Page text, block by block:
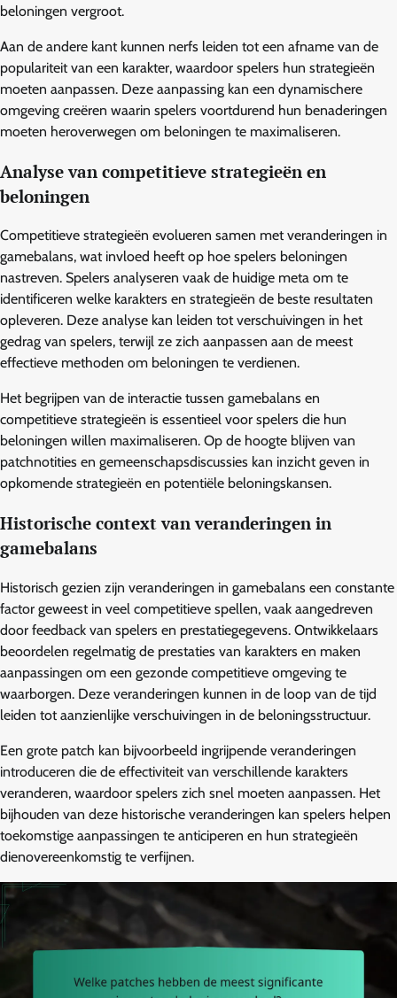
beloningen vergroot.
Aan de andere kant kunnen nerfs leiden tot een afname van de
populariteit van een karakter, waardoor spelers hun strategieën
moeten aanpassen. Deze aanpassing kan een dynamischere
omgeving creëren waarin spelers voortdurend hun benaderingen
moeten heroverwegen om beloningen te maximaliseren.
Analyse van competitieve strategieën en
beloningen
Competitieve strategieën evolueren samen met veranderingen in
gamebalans, wat invloed heeft op hoe spelers beloningen
nastreven. Spelers analyseren vaak de huidige meta om te
identificeren welke karakters en strategieën de beste resultaten
opleveren. Deze analyse kan leiden tot verschuivingen in het
gedrag van spelers, terwijl ze zich aanpassen aan de meest
effectieve methoden om beloningen te verdienen.
Het begrijpen van de interactie tussen gamebalans en
competitieve strategieën is essentieel voor spelers die hun
beloningen willen maximaliseren. Op de hoogte blijven van
patchnotities en gemeenschapsdiscussies kan inzicht geven in
opkomende strategieën en potentiële beloningskansen.
Historische context van veranderingen in
gamebalans
Historisch gezien zijn veranderingen in gamebalans een constante
factor geweest in veel competitieve spellen, vaak aangedreven
door feedback van spelers en prestatiegegevens. Ontwikkelaars
beoordelen regelmatig de prestaties van karakters en maken
aanpassingen om een gezonde competitieve omgeving te
waarborgen. Deze veranderingen kunnen in de loop van de tijd
leiden tot aanzienlijke verschuivingen in de beloningsstructuur.
Een grote patch kan bijvoorbeeld ingrijpende veranderingen
introduceren die de effectiviteit van verschillende karakters
veranderen, waardoor spelers zich snel moeten aanpassen. Het
bijhouden van deze historische veranderingen kan spelers helpen
toekomstige aanpassingen te anticiperen en hun strategieën
dienovereenkomstig te verfijnen.